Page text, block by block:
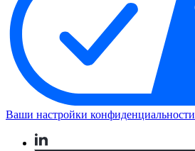
Ваши настройки конфиденциальности